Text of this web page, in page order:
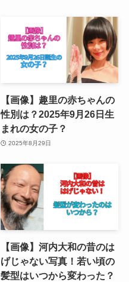
【画像】趣里の赤ちゃんの
性別は？2025年9月26日生
まれの女の子？
2025年8月29日
【画像】河内大和の昔のは
げじゃない写真！若い頃の
髪型はいつから変わった？